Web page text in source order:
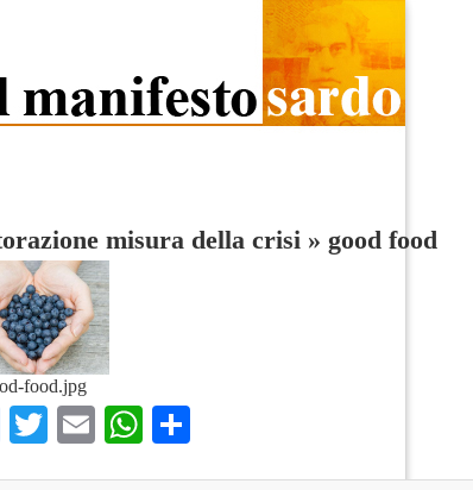
misura della crisi » good food
food.jpg
Facebook
TwitterEmailWhatsApp